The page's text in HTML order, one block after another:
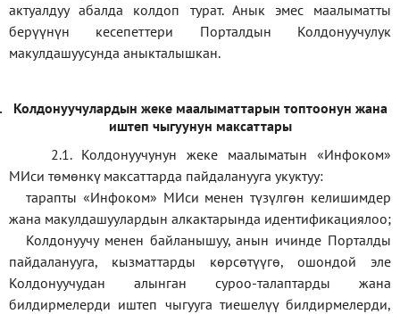
актуалдуу абалда колдоп турат. Анык эмес маалыматты
берүүнүн кесепеттери Порталдын Колдонуучулук
макулдашуусунда аныкталышкан.
Колдонуучулардын жеке маалыматтарын топтоонун жана
иштеп чыгуунун максаттары
2.1. Колдонуучунун жеке маалыматын «Инфоком»
МИси төмөнкү максаттарда пайдаланууга укуктуу:
тарапты «Инфоком» МИси менен түзүлгөн келишимдер
жана макулдашуулардын алкактарында идентификациялоо;
Колдонуучу менен байланышуу, анын ичинде Порталды
пайдаланууга, кызматтарды көрсөтүүгө, ошондой эле
Колдонуучудан алынган суроо-талаптарды жана
билдирмелерди иштеп чыгууга тиешелүү билдирмелерди,